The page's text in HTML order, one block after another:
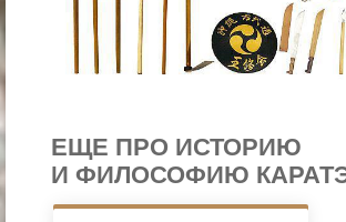
ЕЩЕ ПРО ИСТОРИЮ
И ФИЛОСОФИЮ